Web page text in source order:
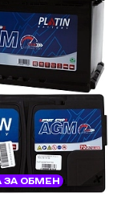
ЗА ОБМЕН